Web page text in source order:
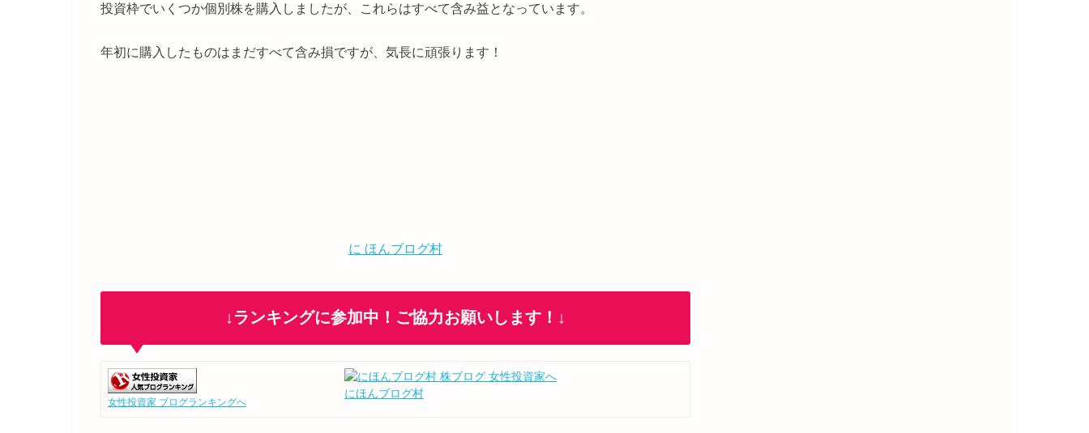
投資枠でいくつか個別株を購入しましたが、これらはすべて含み益となっています。
年初に購入したものはまだすべて含み損ですが、気長に頑張ります！
に ほんブログ村
↓ランキングに参加中！ご協力お願いします！↓
女性投資家 ブログランキングへ
にほんブログ村